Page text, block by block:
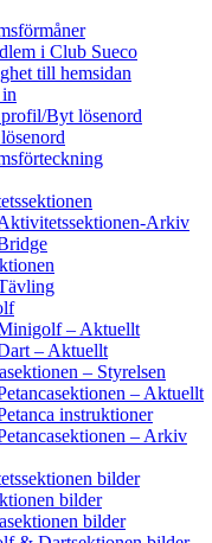
i Club Sueco
till hemsidan
Byt lösenord
Arkiv
– Aktuellt
– Aktuellt
– Styrelsen
– Aktuellt
instruktioner
– Arkiv
bilder
bilder
bilder